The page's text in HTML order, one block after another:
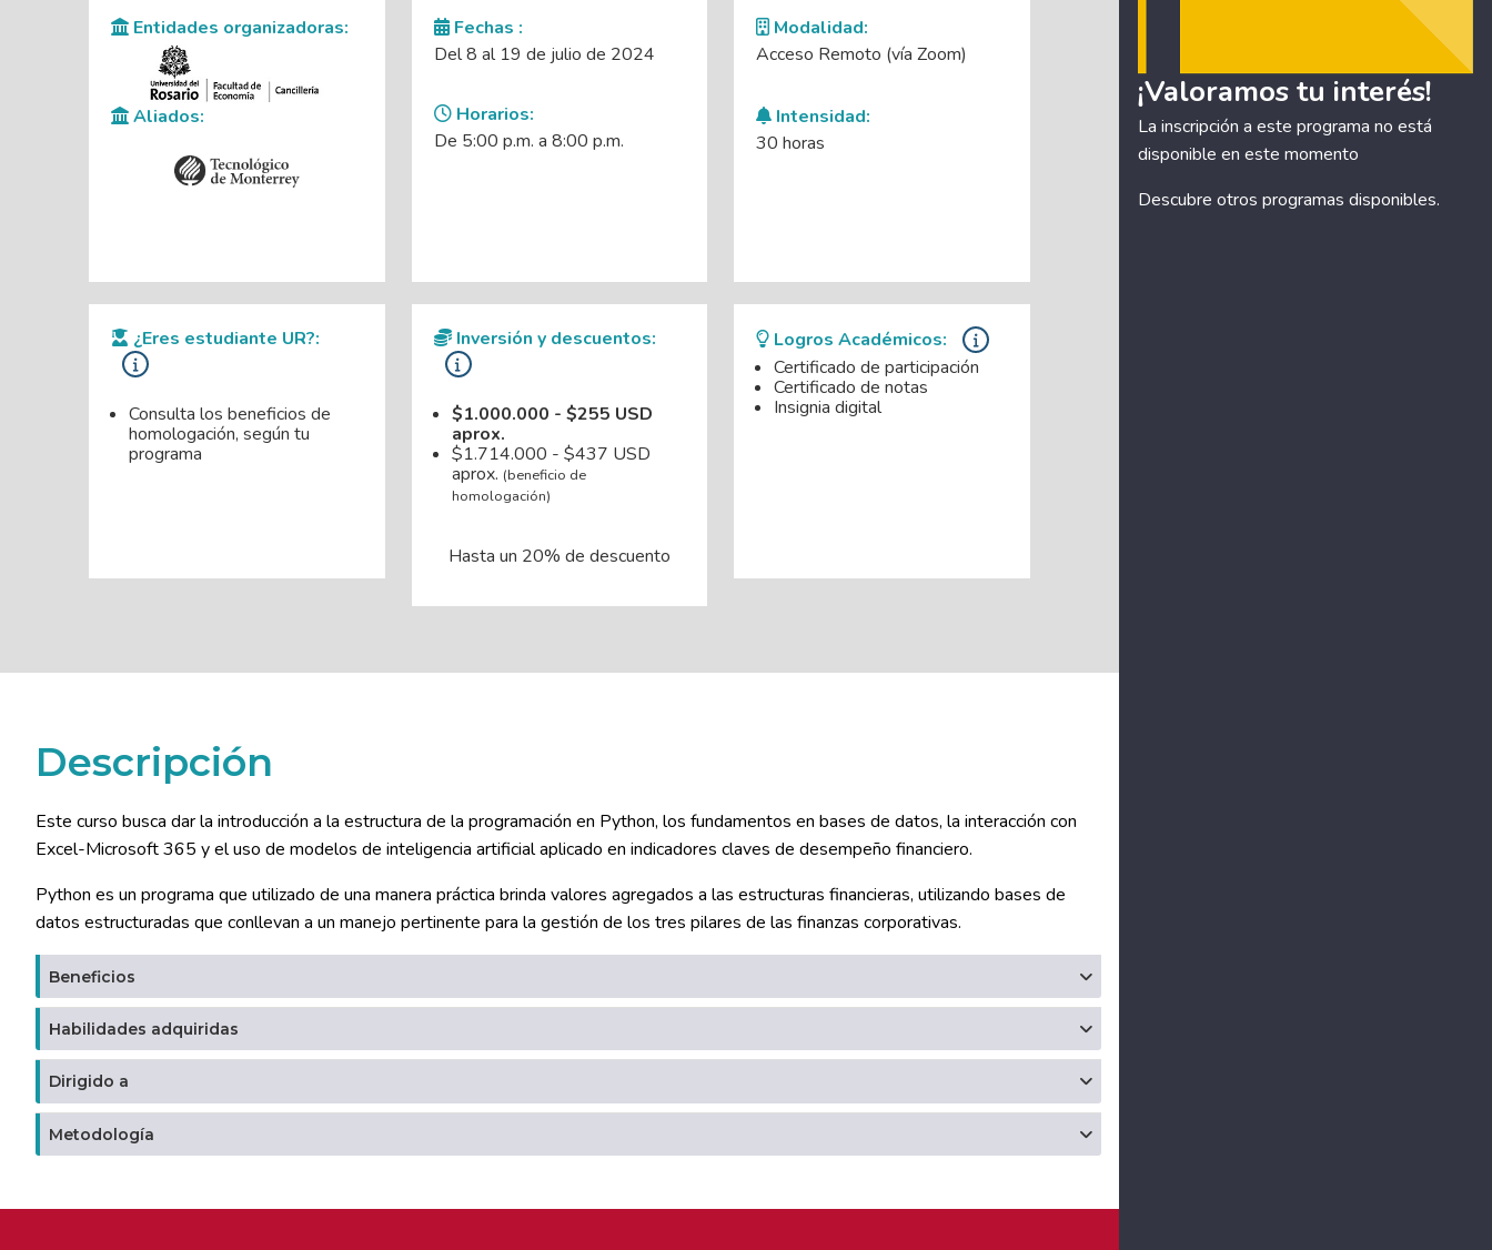
Entidades organizadoras:
Aliados:
Fechas :
Del 8 al 19 de julio de 2024
Horarios:
De 5:00 p.m. a 8:00 p.m.
Modalidad:
Acceso Remoto (vía Zoom)
Intensidad:
30 horas
¿Eres estudiante UR?:
Consulta los beneficios de
homologación, según tu
programa
Inversión y descuentos:
$1.000.000 - $255 USD
aprox.
$1.714.000 - $437 USD
aprox. (beneficio de
homologación)
Hasta un 20% de descuento
Logros Académicos:
Certificado de participación
Certificado de notas
Insignia digital
¡Valoramos tu interés!
La inscripción a este programa no está
disponible en este momento
Descubre otros programas disponibles.
Descripción
Este curso busca dar la introducción a la estructura de la programación en Python, los fundamentos en bases de datos, la interacción con
Excel-Microsoft 365 y el uso de modelos de inteligencia artificial aplicado en indicadores claves de desempeño financiero.
Python es un programa que utilizado de una manera práctica brinda valores agregados a las estructuras financieras, utilizando bases de
datos estructuradas que conllevan a un manejo pertinente para la gestión de los tres pilares de las finanzas corporativas.
Beneficios
Habilidades adquiridas
Dirigido a
Metodología